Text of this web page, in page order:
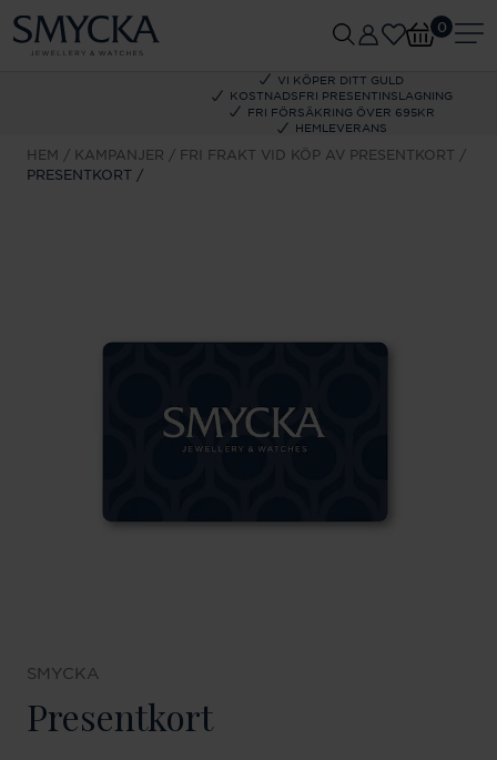
VI KÖPER DITT GULD
KOSTNADSFRI PRESENTINSLAGNING
FRI FÖRSÄKRING ÖVER 695KR
HEMLEVERANS
0
HEM KAMPANJER
FRI FRAKT VID KÖP AV PRESENTKORT
PRESENTKORT
SMYCKA
Presentkort